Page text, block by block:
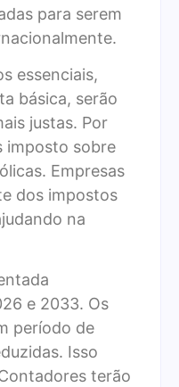
para serem
essenciais,
básica, serão
justas. Por
imposto sobre
Empresas
dos impostos
na
e 2033. Os
período de
Isso
terão